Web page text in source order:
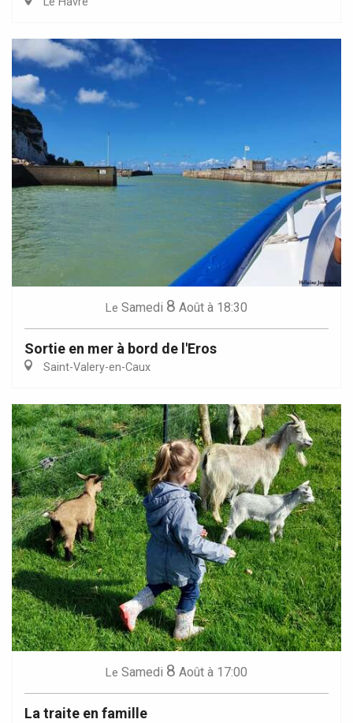
Le Samedi 8 Août à 18:30
Sortie en mer à bord de l'Eros
Saint-Valery-en-Caux
Le Samedi 8 Août à 17:00
La traite en famille